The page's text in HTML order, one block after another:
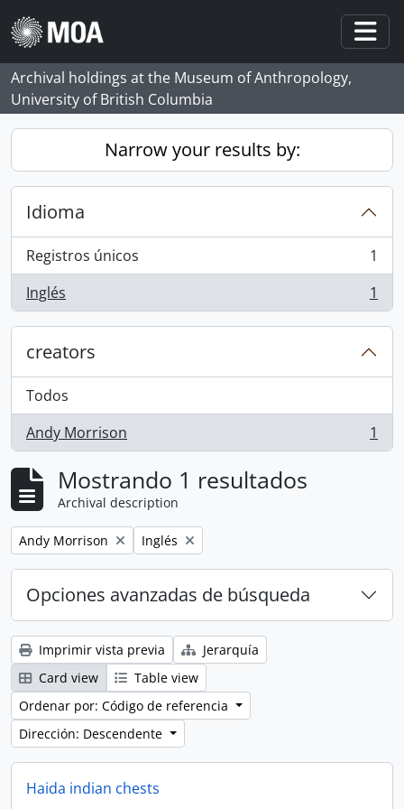
Skip to main content
Archival holdings at the Museum of Anthropology,
University of British Columbia
Narrow your results by:
Idioma
Registros únicos
, 1 resultados
1
Inglés
, 1 resultados 1
creators
Todos
Andy Morrison
, 1 resultados 1
Mostrando 1 resultados
Archival description
Remove filter:
Andy Morrison Remove filter:
Inglés
Opciones avanzadas de búsqueda
Imprimir vista previa
Jerarquía
Card view
Table view
Ordenar por: Código de referencia
Dirección: Descendente
Haida indian chests